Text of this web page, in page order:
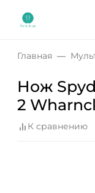
Главная
Нож
2
К сравнению